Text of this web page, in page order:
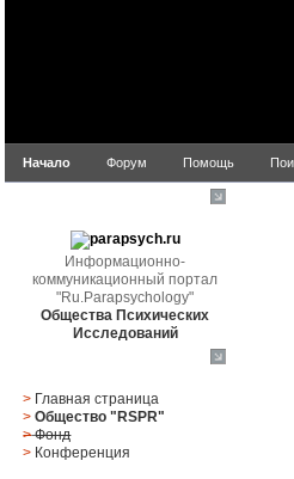
Начало Форум Помощь
Информационно-
коммуникационный портал
"Ru.Parapsychology"
Общества Психических
Исследований
> Главная страница
> Общество "RSPR"
> Фонд
> Конференция